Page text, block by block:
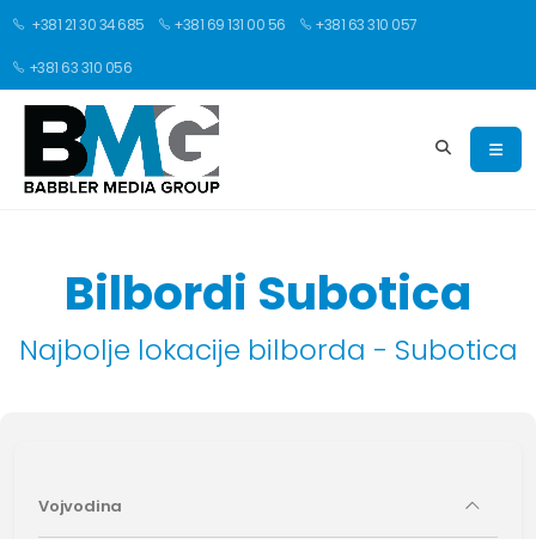
+381 21 30 34 685 +381 69 131 00 56 +381 63 310 057
+381 63 310 056
Bilbordi Subotica
Najbolje lokacije bilborda - Subotica
Vojvodina